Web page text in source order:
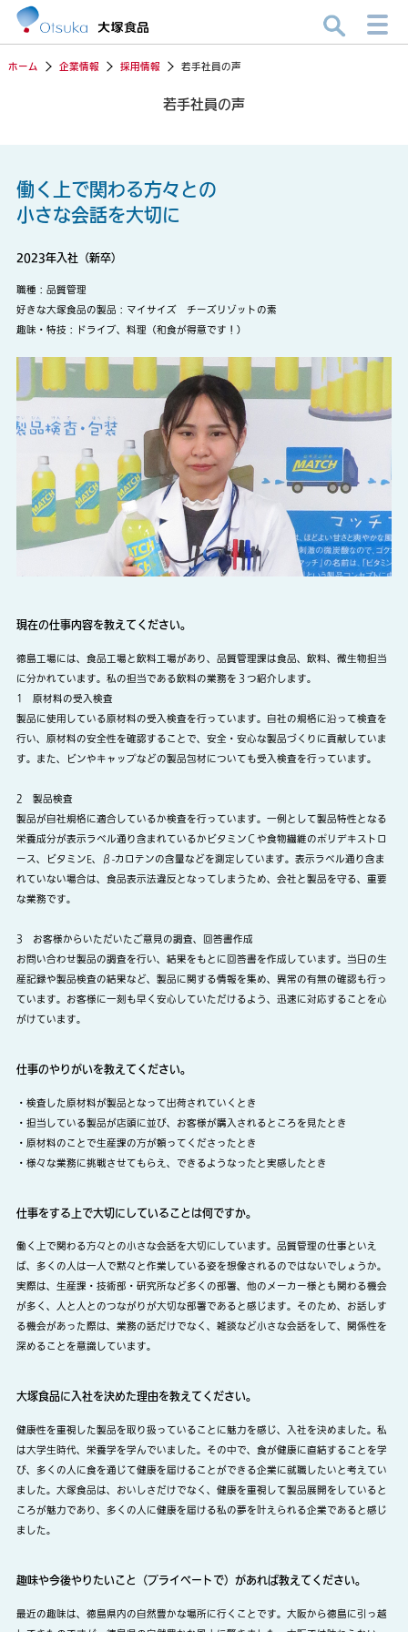
ホーム 企業情報 採用情報 若手社員の声
若手社員の声
働く上で関わる方々との
小さな会話を大切に
2023年入社（新卒）
職種：品質管理
好きな大塚食品の製品：マイサイズ チーズリゾットの素
趣味・特技：ドライブ、料理（和食が得意です！）
現在の仕事内容を教えてください。
徳島工場には、食品工場と飲料工場があり、品質管理課は食品、飲料、微生物担当
に分かれています。私の担当である飲料の業務を３つ紹介します。
1 原材料の受入検査
製品に使用している原材料の受入検査を行っています。自社の規格に沿って検査を
行い、原材料の安全性を確認することで、安全・安心な製品づくりに貢献していま
す。また、ビンやキャップなどの製品包材についても受入検査を行っています。
2 製品検査
製品が自社規格に適合しているか検査を行っています。一例として製品特性となる
栄養成分が表示ラベル通り含まれているかビタミンＣや食物繊維のポリデキストロ
ース、ビタミンE、β-カロテンの含量などを測定しています。表示ラベル通り含ま
れていない場合は、食品表示法違反となってしまうため、会社と製品を守る、重要
な業務です。
3 お客様からいただいたご意見の調査、回答書作成
お問い合わせ製品の調査を行い、結果をもとに回答書を作成しています。当日の生
産記録や製品検査の結果など、製品に関する情報を集め、異常の有無の確認も行っ
ています。お客様に一刻も早く安心していただけるよう、迅速に対応することを心
がけています。
仕事のやりがいを教えてください。
・検査した原材料が製品となって出荷されていくとき
・担当している製品が店頭に並び、お客様が購入されるところを見たとき
・原材料のことで生産課の方が頼ってくださったとき
・様々な業務に挑戦させてもらえ、できるようなったと実感したとき
仕事をする上で大切にしていることは何ですか。
働く上で関わる方々との小さな会話を大切にしています。品質管理の仕事といえ
ば、多くの人は一人で黙々と作業している姿を想像されるのではないでしょうか。
実際は、生産課・技術部・研究所など多くの部署、他のメーカー様とも関わる機会
が多く、人と人とのつながりが大切な部署であると感じます。そのため、お話しす
る機会があった際は、業務の話だけでなく、雑談など小さな会話をして、関係性を
深めることを意識しています。
大塚食品に入社を決めた理由を教えてください。
健康性を重視した製品を取り扱っていることに魅力を感じ、入社を決めました。私
は大学生時代、栄養学を学んでいました。その中で、食が健康に直結することを学
び、多くの人に食を通じて健康を届けることができる企業に就職したいと考えてい
ました。大塚食品は、おいしさだけでなく、健康を重視して製品展開をしていると
ころが魅力であり、多くの人に健康を届ける私の夢を叶えられる企業であると感じ
ました。
趣味や今後やりたいこと（プライベートで）があれば教えてください。
最近の趣味は、徳島県内の自然豊かな場所に行くことです。大阪から徳島に引っ越